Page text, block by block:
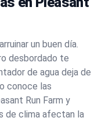
un buen día.
desbordado te
de agua deja de
conoce las
Run Farm y
de clima afectan la